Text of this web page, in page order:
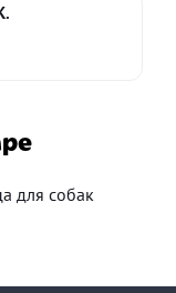
для собак